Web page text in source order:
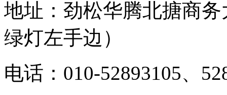
地址：劲松华腾北搪商
绿灯左手边）
电话：010-52893105、